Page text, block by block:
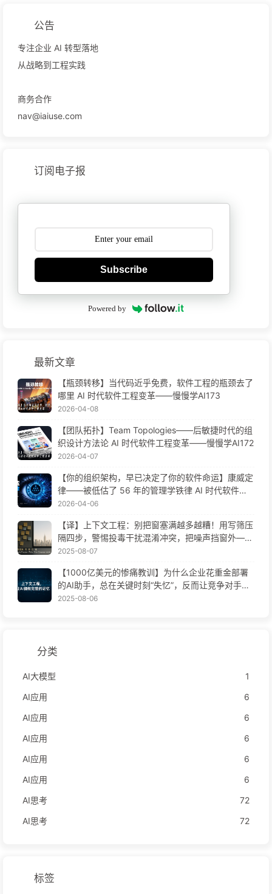
公告
专注企业 AI 转型落地
从战略到工程实践
商务合作
nav@iaiuse.com
订阅电子报
Subscribe
Powered by
最新文章
【瓶颈转移】当代码近乎免费，软件工程的瓶颈去了
哪里 AI 时代软件工程变革——慢慢学AI173
2026-04-08
【团队拓扑】Team Topologies——后敏捷时代的组
织设计方法论 AI 时代软件工程变革——慢慢学AI172
2026-04-07
【你的组织架构，早已决定了你的软件命运】康威定
律——被低估了 56 年的管理学铁律 AI 时代软件工
程变革——慢慢学AI171
2026-04-06
【译】上下文工程：别把窗塞满越多越糟！用写筛压
隔四步，警惕投毒干扰混淆冲突，把噪声挡窗外——
慢慢学AI170
2025-08-07
【1000亿美元的惨痛教训】为什么企业花重金部署
的AI助手，总在关键时刻“失忆”，反而让竞争对手实
现90%性能提升？——慢慢学AI169
2025-08-06
分类
AI大模型
1
AI应用
6
AI应用
6
AI应用
6
AI应用
6
AI应用
6
AI思考
72
AI思考
72
标签